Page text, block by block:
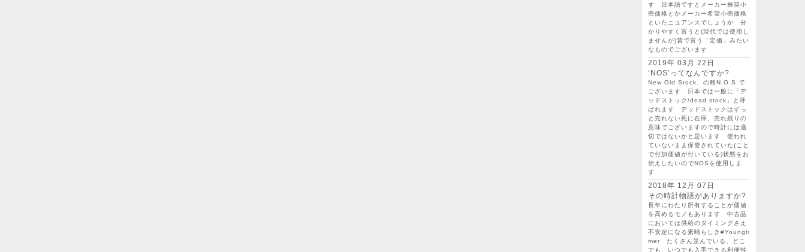
す 日本語ですとメーカー推奨小
売価格とかメーカー希望小売価格
といたニュアンスでしょうか 分
かりやすく言うと(現代では使用し
ませんが)昔で言う「定価」みたい
なものでございます
2019年 03月 22日
‘NOS’ってなんですか?
New Old Stock、の略N.O.S.で
ございます 日本では一般に「デ
ッドストック/dead stock」と呼
ばれます デッドストックはずっ
と売れない死に在庫、売れ残りの
意味でございますので時計には適
切ではないかと思います 使われ
ていないまま保管されていた(こと
で付加価値が付いている)状態をお
伝えしたいのでNOSを使用しま
す
2018年 12月 07日
その時計物語がありますか?
長年にわたり所有することが価値
を高めるモノもあります 中古品
においては供給のタイミングさえ
不安定になる素晴らしき#Youngti
mer たくさん並んでいる、どこ
でも、いつでも入手できる利便性